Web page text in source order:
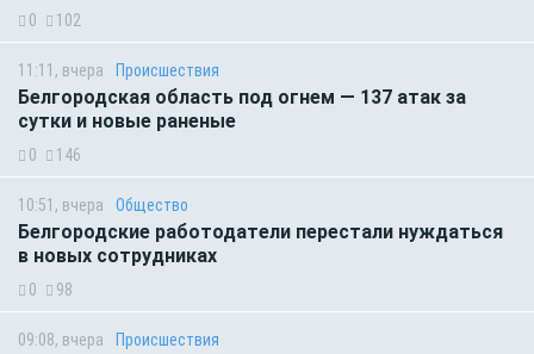
0 102
11:11, вчера Происшествия
Белгородская область под огнем — 137 атак за
сутки и новые раненые
0 146
10:51, вчера Общество
Белгородские работодатели перестали нуждаться
в новых сотрудниках
0 98
09:08, вчера Происшествия